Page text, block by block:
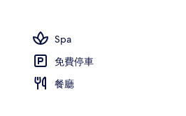
Spa
免費停車
餐廳